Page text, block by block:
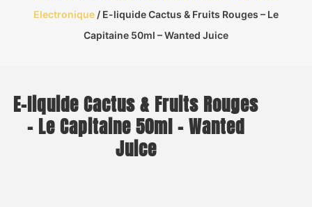
Electronique/ E-liquide Cactus & Fruits Rouges – Le
Capitaine 50ml – Wanted Juice
E-liquide Cactus & Fruits Rouges
– Le Capitaine 50ml – Wanted
Juice